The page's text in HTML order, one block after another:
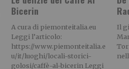
Bicerin
A cura di piemonteitalia.eu
Leggi l’articolo:
https://www.piemonteitalia.e
u/it/luoghi/locali-storici-
golosi/caffè-al-bicerin Leggi
Il